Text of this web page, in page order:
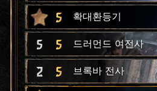
5 확대환등기
5 5 드러먼드 여전사
2 5 브록바 전사